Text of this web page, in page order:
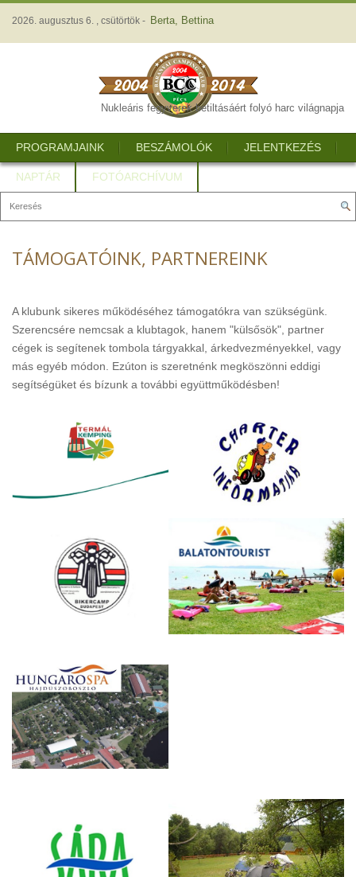
2026. augusztus 6. , csütörtök - Berta, Bettina
Nukleáris fegyverek betiltásáért folyó harc világnapja
PROGRAMJAINK BESZÁMOLÓK JELENTKEZÉS
NAPTÁR FOTÓARCHÍVUM
TÁMOGATÓINK, PARTNEREINK
A klubunk sikeres működéséhez támogatókra van szükségünk.
Szerencsére nemcsak a klubtagok, hanem "külsősök", partner
cégek is segítenek tombola tárgyakkal, árkedvezményekkel, vagy
más egyéb módon. Ezúton is szeretnénk megköszönni eddigi
segítségüket és bízunk a további együttműködésben!